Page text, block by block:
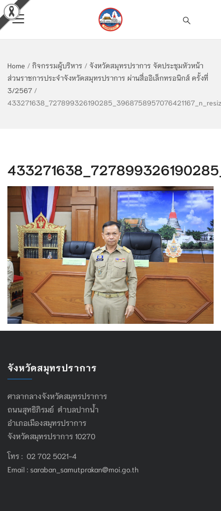
Home / กิจกรรมผู้บริหาร / จังหวัดสมุทรปราการ จัดประชุมหัวหน้า
ส่วนราชการประจำจังหวัดสมุทรปราการ ผ่านสื่ออิเล็กทรอนิกส์ ครั้งที่
3/2567 /
จังหวัดสมุทรปราการ
ศาลากลางจังหวัดสมุทรปราการ
ถนนสุทธิภิรมย์ ตำบลปากน้ำ
อำเภอเมืองสมุทรปราการ
จังหวัดสมุทรปราการ 10270
โทร : 02 702 5021-4
Email : saraban_samutprakan@moi.go.th